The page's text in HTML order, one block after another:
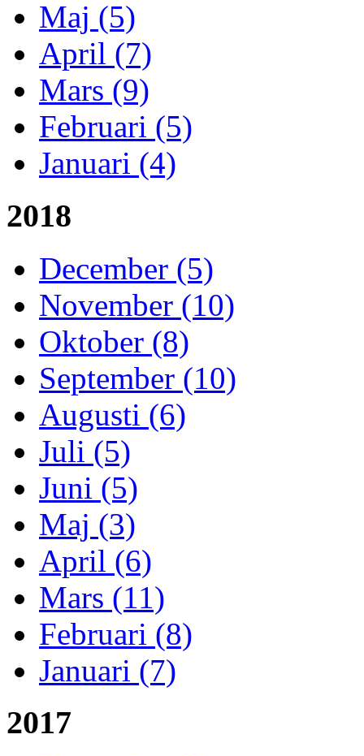
Maj (5)
April (7)
Mars (9)
Februari (5)
Januari (4)
2018
December (5)
November (10)
Oktober (8)
September (10)
Augusti (6)
Juli (5)
Juni (5)
Maj (3)
April (6)
Mars (11)
Februari (8)
Januari (7)
2017